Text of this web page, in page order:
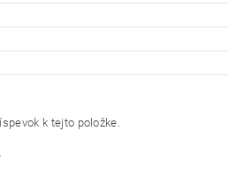
k tejto položke.